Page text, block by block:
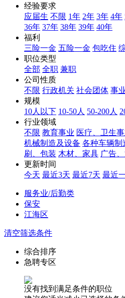
经验要求
应届生 不限 1年 2年 3年 4年
36年 37年 38年 39年 40年
福利
三险一金 五险一金 包吃住
职位类型
全部 全职 兼职
公司性质
不限 行政机关 社会团体 事
规模
10人以下 10-50人 50-200人
行业领域
不限 教育事业 医疗、卫生
机械制造及设备 各种车辆制
刷、包装 木材、家具 广告
更新时间
今天 最近3天 最近7天 最近
服务业/后勤类
保安
江海区
清空筛选条件
综合排序
急聘专区
没有找到满足条件的职位